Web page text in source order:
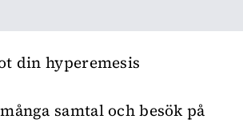
din hyperemesis
samtal och besök på